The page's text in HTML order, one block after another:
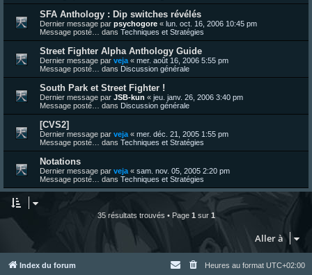
SFA Anthology : Dip switches révélés
Dernier message par psychogore « lun. oct. 16, 2006 10:45 pm
Message posté… dans Techniques et Stratégies
Street Fighter Alpha Anthology Guide
Dernier message par veja « mer. août 16, 2006 5:55 pm
Message posté… dans Discussion générale
South Park et Street Fighter !
Dernier message par JSB-kun « jeu. janv. 26, 2006 3:40 pm
Message posté… dans Discussion générale
[CVS2]
Dernier message par veja « mer. déc. 21, 2005 1:55 pm
Message posté… dans Techniques et Stratégies
Notations
Dernier message par veja « sam. nov. 05, 2005 2:20 pm
Message posté… dans Techniques et Stratégies
35 résultats trouvés • Page 1 sur 1
Aller à
Index du forum Heures au format UTC+02:00